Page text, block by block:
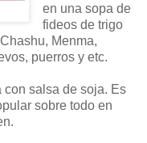
en una sopa de
fideos de trigo
Menma,
puerros y etc.
con salsa de soja. Es
sobre todo en